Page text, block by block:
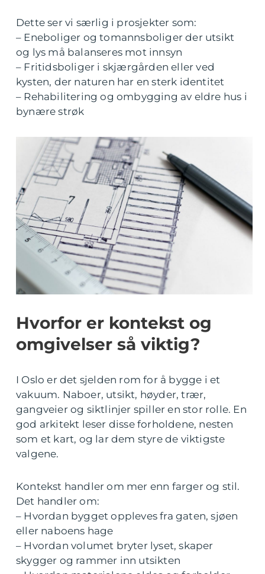
Dette ser vi særlig i prosjekter som:
– Eneboliger og tomannsboliger der utsikt
og lys må balanseres mot innsyn
– Fritidsboliger i skjærgården eller ved
kysten, der naturen har en sterk identitet
– Rehabilitering og ombygging av eldre hus i
bynære strøk
Hvorfor er kontekst og
omgivelser så viktig?
I Oslo er det sjelden rom for å bygge i et
vakuum. Naboer, utsikt, høyder, trær,
gangveier og siktlinjer spiller en stor rolle. En
god arkitekt leser disse forholdene, nesten
som et kart, og lar dem styre de viktigste
valgene.
Kontekst handler om mer enn farger og stil.
Det handler om:
– Hvordan bygget oppleves fra gaten, sjøen
eller naboens hage
– Hvordan volumet bryter lyset, skaper
skygger og rammer inn utsikten